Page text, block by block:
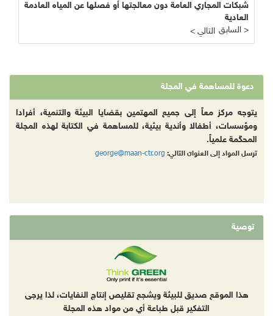
شبكات المجاري العامة دون معالجتها أو فصلها عن المياه العادمة
العادية
< التالي
السابق >
دعوة للمساهمة في المجلة
يتوجه مركز معاً إلى جميع المهتمين بقضايا البيئة والتنمية، أفرادا
ومؤسسات، أطفالا وأندية بيئية، للمساهمة في الكتابة لهذه المجلة
المحكّمة علمياً.
ترسل المواد إلى العنوان التالي: george@maan-ctr.org
توصية
هذا الموقع صديق للبيئة ويشجع تقليص إنتاج النفايات، لذا يرجى
التفكير قبل طباعة أي من مواد هذه المجلة